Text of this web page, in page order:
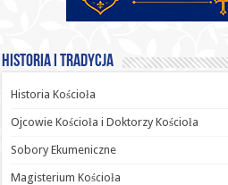
Historia i Tradycja
Historia Kościoła
Ojcowie Kościoła i Doktorzy Kościoła
Sobory Ekumeniczne
Magisterium Kościoła